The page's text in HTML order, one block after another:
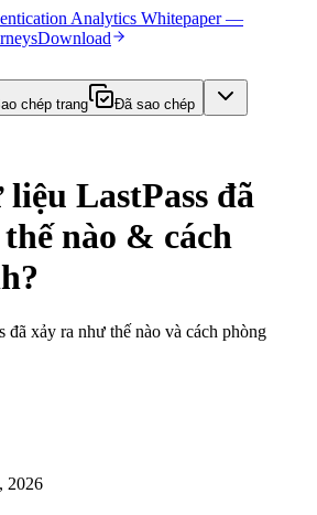
Analytics Whitepaper —
Download
chép trang Đã sao chép
LastPass đã
nào & cách
đã xảy ra như thế nào và cách phòng
2026